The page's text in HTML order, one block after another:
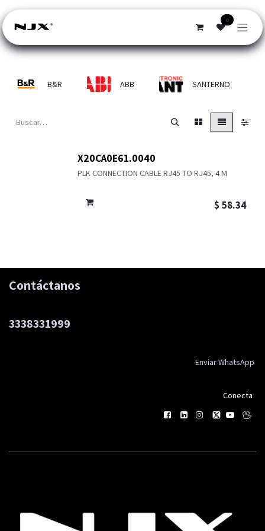
0
B&R ABB SANTERNO
X20CA0E61.0040
PLK CONNECTION CABLE RJ45 TO RJ45, 4 M
$ 58.34
Contáctanos
3338331999
Enviar WhatsApp
Conecta